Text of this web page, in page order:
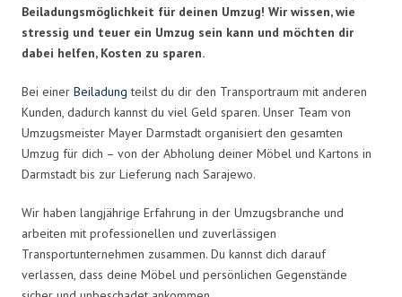
Beiladungsmöglichkeit für deinen Umzug! Wir wissen, wie
stressig und teuer ein Umzug sein kann und möchten dir
dabei helfen, Kosten zu sparen.
Bei einer Beiladung teilst du dir den Transportraum mit anderen
Kunden, dadurch kannst du viel Geld sparen. Unser Team von
Umzugsmeister Mayer Darmstadt organisiert den gesamten
Umzug für dich – von der Abholung deiner Möbel und Kartons in
Darmstadt bis zur Lieferung nach Sarajewo.
Wir haben langjährige Erfahrung in der Umzugsbranche und
arbeiten mit professionellen und zuverlässigen
Transportunternehmen zusammen. Du kannst dich darauf
verlassen, dass deine Möbel und persönlichen Gegenstände